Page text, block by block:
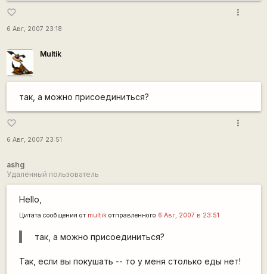
favorite_border
6 Авг, 2007 23:18
more_vert
Multik
так, а можно присоединиться?
favorite_border
6 Авг, 2007 23:51
more_vert
ashg
Удалённый пользователь
Hello,
Цитата сообщения от multikотправленного 6 Авг, 2007 в 23:51
так, а можно присоединиться?
Так, если вы покушать -- то у меня столько еды нет!